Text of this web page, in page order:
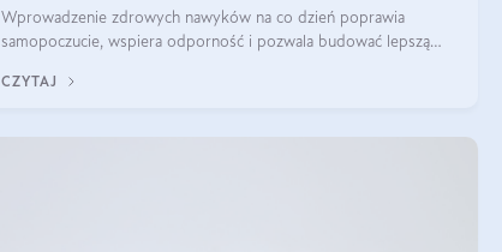
Wprowadzenie zdrowych nawyków na co dzień poprawia
samopoczucie, wspiera odporność i pozwala budować lepszą
CZYTAJ